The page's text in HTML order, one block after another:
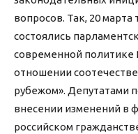
вопросов. Так, 20 марта
состоялись
современной политике
отношении
рубежом». Депутатами
внесении изменений в
российском